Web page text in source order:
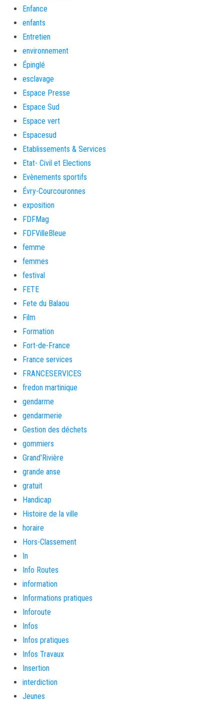
Enfance
enfants
Entretien
environnement
Épinglé
esclavage
Espace Presse
Espace Sud
Espace vert
Espacesud
Etablissements & Services
Etat- Civil et Elections
Evènements sportifs
Évry-Courcouronnes
exposition
FDFMag
FDFVilleBleue
femme
femmes
festival
FETE
Fete du Balaou
Film
Formation
Fort-de-France
France services
FRANCESERVICES
fredon martinique
gendarme
gendarmerie
Gestion des déchets
gommiers
Grand'Rivière
grande anse
gratuit
Handicap
Histoire de la ville
horaire
Hors-Classement
In
Info Routes
information
Informations pratiques
Inforoute
Infos
Infos pratiques
Infos Travaux
Insertion
interdiction
Jeunes